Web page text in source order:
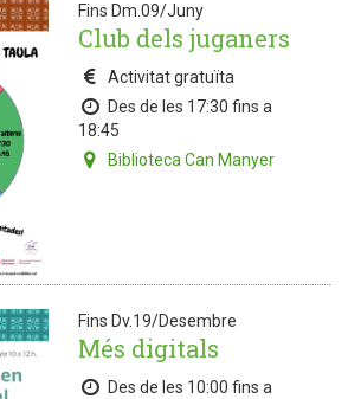
Fins Dm.09/Juny
Club dels juganers
Activitat gratuïta
Des de les 17:30 fins a
18:45
Biblioteca Can Manyer
Fins Dv.19/Desembre
Més digitals
Des de les 10:00 fins a